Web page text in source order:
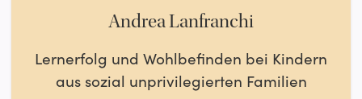
Andrea Lanfranchi
Lernerfolg und Wohlbefinden bei Kindern
aus sozial unprivilegierten Familien